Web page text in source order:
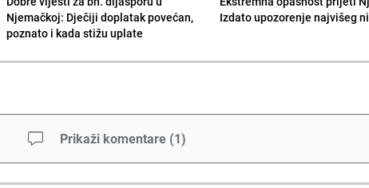
Njemačkoj: Dječiji doplatak povećan,
poznato i kada stižu uplate
Izdato upozorenje najvišeg
Prikaži komentare (1)